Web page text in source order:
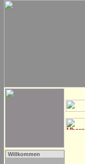
Willkommen